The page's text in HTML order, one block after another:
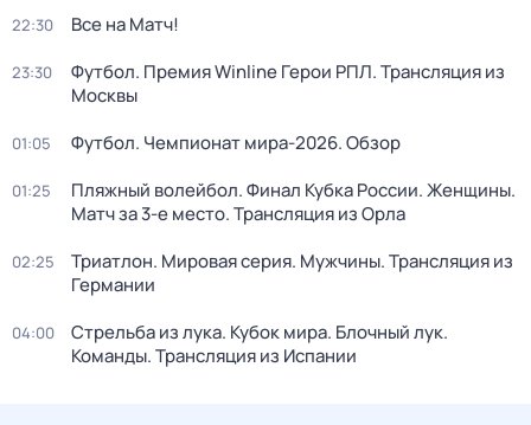
22:30 Все на Матч!
23:30
Футбол. Премия Winline Герои РПЛ. Трансляция из
Москвы
01:05 Футбол. Чемпионат мира-2026. Обзор
01:25
Пляжный волейбол. Финал Кубка России. Женщины.
Матч за 3-е место. Трансляция из Орла
02:25
Триатлон. Мировая серия. Мужчины. Трансляция из
Германии
04:00
Стрельба из лука. Кубок мира. Блочный лук.
Команды. Трансляция из Испании